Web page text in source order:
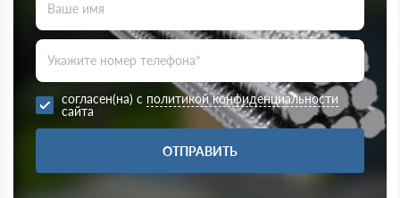
согласен(на) с политикой конфиденциальности
сайта
ОТПРАВИТЬ